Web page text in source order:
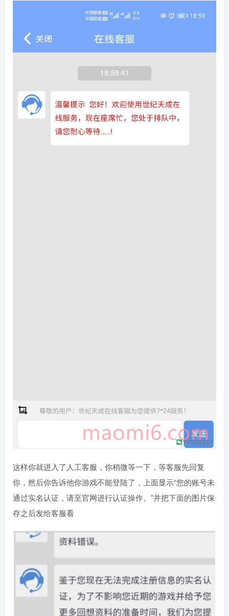
这样你就进入了人工客服，你稍微等一下，等客服先回复
你，然后你告诉他你游戏不能登陆了，上面显示“您的账号未
通过实名认证，请至官网进行认证操作。”并把下面的图片保
存之后发给客服看